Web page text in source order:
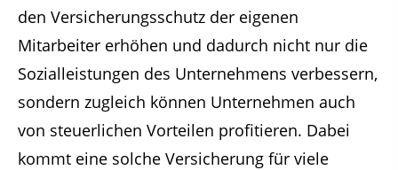
den Versicherungsschutz der eigenen
Mitarbeiter erhöhen und dadurch nicht nur die
Sozialleistungen des Unternehmens verbessern,
sondern zugleich können Unternehmen auch
von steuerlichen Vorteilen profitieren. Dabei
kommt eine solche Versicherung für viele